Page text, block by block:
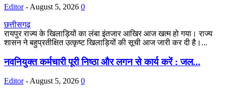
Editor - August 5, 2026 0
छत्तीसगढ़
रायपुर राज्य के खिलाड़ियों का लंबा इंतजार आखिर आज खत्म हो गया। राज्य
शासन ने बहुप्रतीक्षित उत्कृष्ट खिलाड़ियों की सूची आज जारी कर दी है।...
नवनियुक्त कर्मचारी पूरी निष्ठा और लगन से कार्य करें : जल...
Editor - August 5, 2026 0